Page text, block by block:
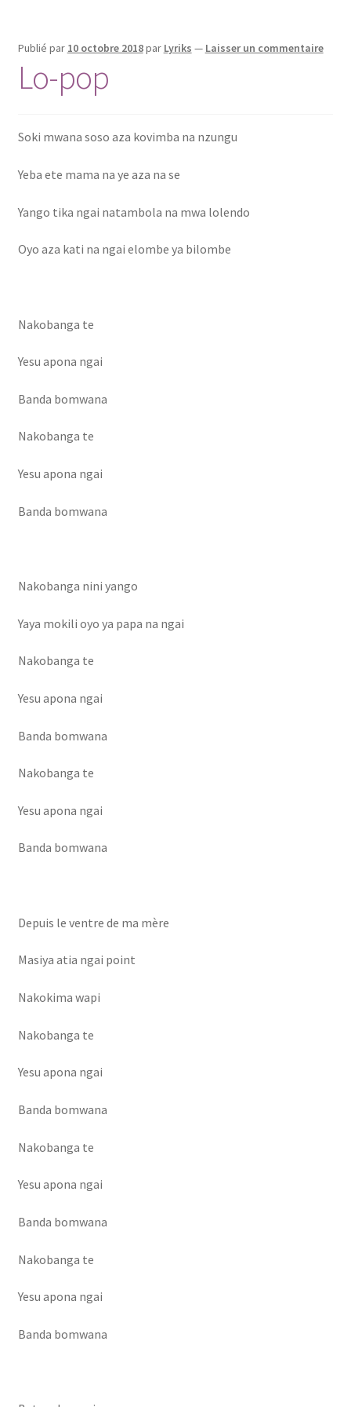
Publié par 10 octobre 2018par Lyriks — Laisser un commentaire
Lo-pop
Soki mwana soso aza kovimba na nzungu
Yeba ete mama na ye aza na se
Yango tika ngai natambola na mwa lolendo
Oyo aza kati na ngai elombe ya bilombe
Nakobanga te
Yesu apona ngai
Banda bomwana
Nakobanga te
Yesu apona ngai
Banda bomwana
Nakobanga nini yango
Yaya mokili oyo ya papa na ngai
Nakobanga te
Yesu apona ngai
Banda bomwana
Nakobanga te
Yesu apona ngai
Banda bomwana
Depuis le ventre de ma mère
Masiya atia ngai point
Nakokima wapi
Nakobanga te
Yesu apona ngai
Banda bomwana
Nakobanga te
Yesu apona ngai
Banda bomwana
Nakobanga te
Yesu apona ngai
Banda bomwana